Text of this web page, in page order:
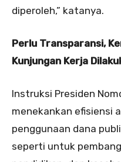
diperoleh,” katanya.
Perlu Transparansi,
Kunjungan Kerja
Instruksi Presiden
menekankan efisiensi
penggunaan dana
seperti untuk